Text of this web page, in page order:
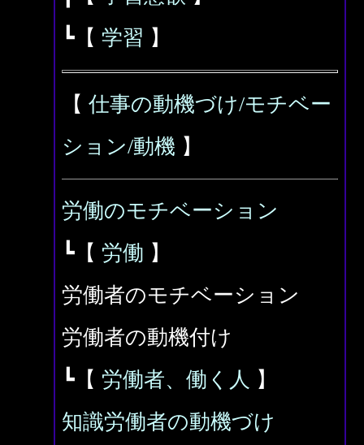
┗【 学習 】
【 仕事の動機づけ/モチベー
ション/動機 】
労働のモチベーション
┗【 労働 】
労働者のモチベーション
労働者の動機付け
┗【 労働者、働く人 】
知識労働者の動機づけ